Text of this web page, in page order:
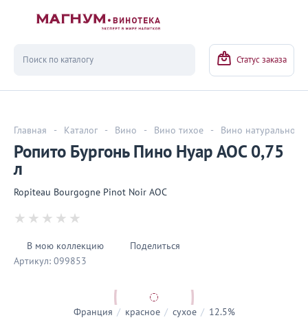
Статус заказа
Главная - Каталог - Вино - Вино тихое - Вино натуральное
Ропито Бургонь Пино Нуар АОС 0,75
л
Ropiteau Bourgogne Pinot Noir AOC
В мою коллекцию
Поделиться
Артикул: 099853
Франция / красное / сухое / 12.5%